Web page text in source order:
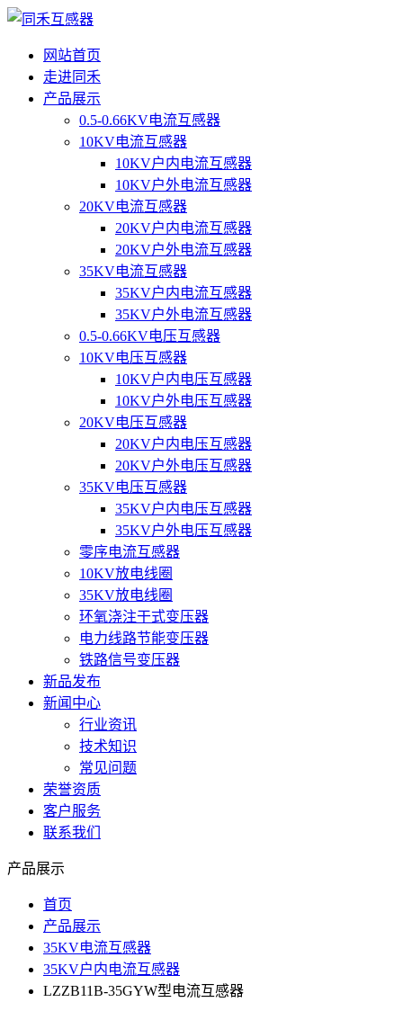
网站首页
走进同禾
产品展示
0.5-0.66KV电流互感器
10KV电流互感器
10KV户内电流互感器
10KV户外电流互感器
20KV电流互感器
20KV户内电流互感器
20KV户外电流互感器
35KV电流互感器
35KV户内电流互感器
35KV户外电流互感器
0.5-0.66KV电压互感器
10KV电压互感器
10KV户内电压互感器
10KV户外电压互感器
20KV电压互感器
20KV户内电压互感器
20KV户外电压互感器
35KV电压互感器
35KV户内电压互感器
35KV户外电压互感器
零序电流互感器
10KV放电线圈
35KV放电线圈
环氧浇注干式变压器
电力线路节能变压器
铁路信号变压器
新品发布
新闻中心
行业资讯
技术知识
常见问题
荣誉资质
客户服务
联系我们
产品展示
首页
产品展示
35KV电流互感器
35KV户内电流互感器
LZZB11B-35GYW型电流互感器